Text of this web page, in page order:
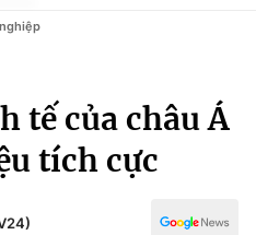
tế của châu Á
tích cực